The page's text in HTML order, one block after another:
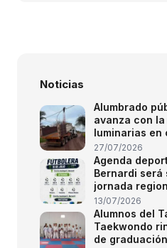
Noticias
Alumbrado
avanza con
luminarias en
27/07/2026
Agenda
Bernardi será
jornada
13/07/2026
Alumnos del
Taekwondo
de graduación